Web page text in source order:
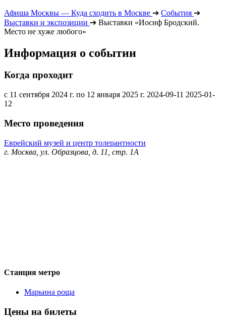
Афиша Москвы — Куда сходить в Москве ➔ События ➔
Выставки и экспозиции ➔ Выставки «Иосиф Бродский.
Место не хуже любого»
Информация о событии
Когда проходит
с 11 сентября 2024 г. по 12 января 2025 г. 2024-09-11 2025-01-
12
Место проведения
Еврейский музей и центр толерантности
г. Москва, ул. Образцова, д. 11, стр. 1А
Станция метро
Марьина роща
Цены на билеты